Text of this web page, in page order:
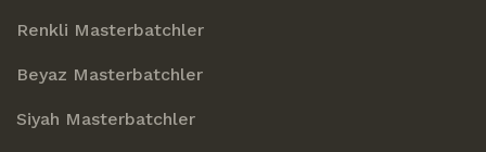
Renkli Masterbatchler
Beyaz Masterbatchler
Siyah Masterbatchler